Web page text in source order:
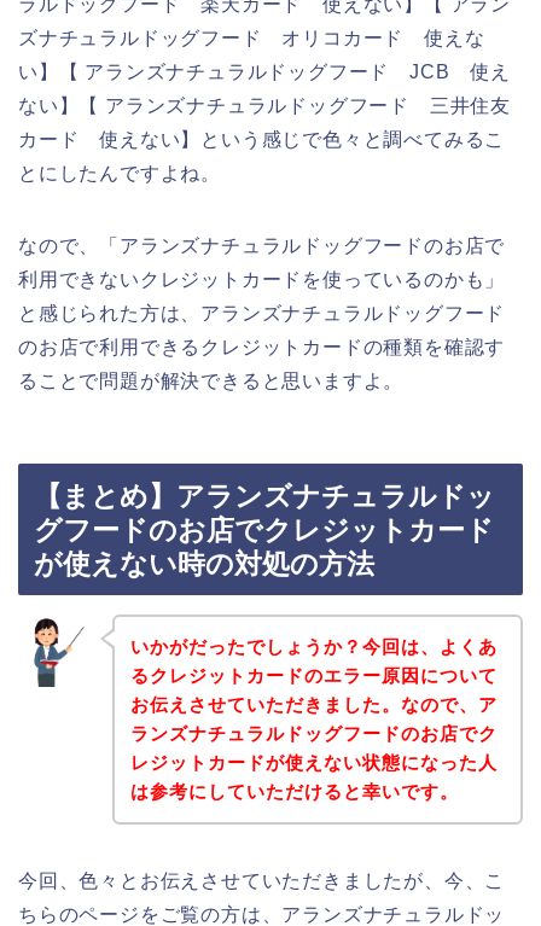
ズナチュラルドッグフード オリコカード 使えな
い】【 アランズナチュラルドッグフード JCB 使え
ない】【 アランズナチュラルドッグフード 三井住友
カード 使えない】という感じで色々と調べてみるこ
とにしたんですよね。
なので、「アランズナチュラルドッグフードのお店で
利用できないクレジットカードを使っているのかも」
と感じられた方は、アランズナチュラルドッグフード
のお店で利用できるクレジットカードの種類を確認す
ることで問題が解決できると思いますよ。
【まとめ】アランズナチュラルドッ
グフードのお店でクレジットカード
が使えない時の対処の方法
いかがだったでしょうか？今回は、よくあ
るクレジットカードのエラー原因について
お伝えさせていただきました。なので、ア
ランズナチュラルドッグフードのお店でク
レジットカードが使えない状態になった人
は参考にしていただけると幸いです。
今回、色々とお伝えさせていただきましたが、今、こ
ちらのページをご覧の方は、アランズナチュラルドッ